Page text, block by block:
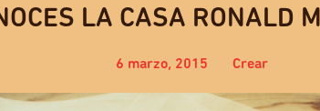
LA CASA RONALD
6 marzo, 2015 Crear